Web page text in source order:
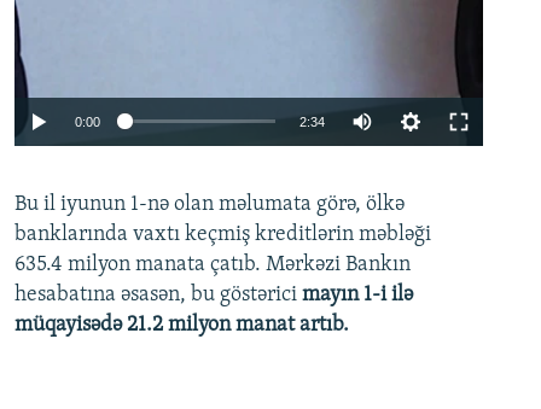
0:00 2:34
360p
480p
720p
Bu il iyunun 1-nə olan məlumata görə, ölkə
banklarında vaxtı keçmiş kreditlərin məbləği
635.4 milyon manata çatıb. Mərkəzi Bankın
hesabatına əsasən, bu göstərici mayın 1-i ilə
müqayisədə 21.2 milyon manat artıb.